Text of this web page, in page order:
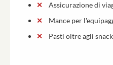
Assicurazione di
Mance per
Pasti oltre agli